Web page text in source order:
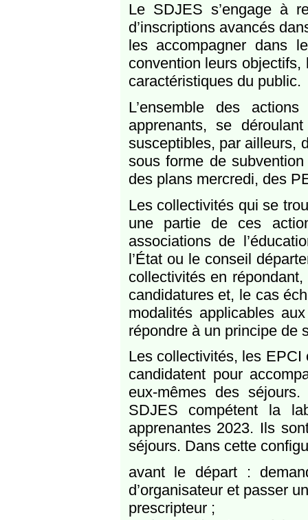
Le SDJES s’engage à
d’inscriptions avancés
les accompagner dans
convention leurs
caractéristiques du public.
L’ensemble des
apprenants, se
susceptibles, par ailleurs,
sous forme de
des plans mercredi, des
Les collectivités qui se
une partie de ces
associations de
l’État ou le conseil
collectivités en
candidatures et, le cas
modalités applicables
répondre à un principe de
Les collectivités, les
candidatent pour
eux-mêmes des
SDJES compétent la
apprenantes 2023. Ils
séjours. Dans cette
avant le départ :
d’organisateur et passer
prescripteur ;